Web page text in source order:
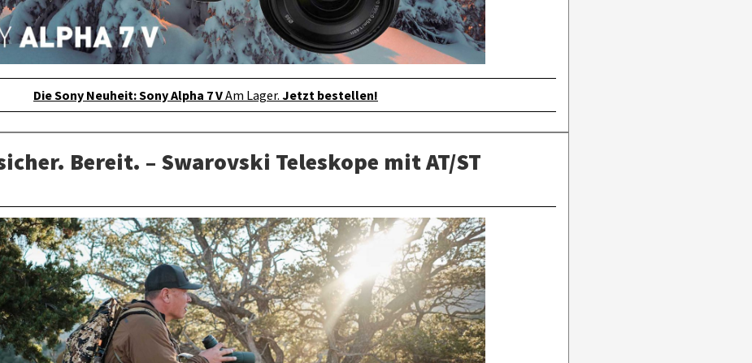
Die Sony Neuheit: Sony Alpha 7 VAm Lager. Jetzt bestellen!
Bereit. – Swarovski Teleskope mit AT/ST